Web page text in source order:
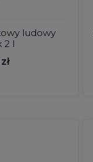
ludowy
2 l